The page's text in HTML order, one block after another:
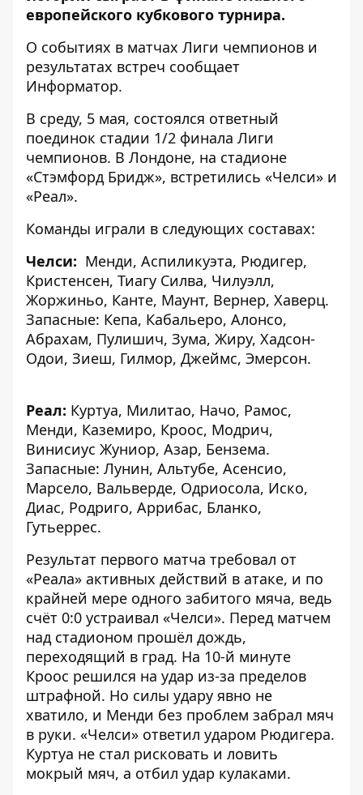
европейского кубкового турнира.
О событиях в матчах Лиги чемпионов и
результатах встреч сообщает
Информатор.
В среду, 5 мая, состоялся ответный
поединок стадии 1/2 финала Лиги
чемпионов. В Лондоне, на стадионе
«Стэмфорд Бридж», встретились «Челси» и
«Реал».
Команды играли в следующих составах:
Челси: Менди, Аспиликуэта, Рюдигер,
Кристенсен, Тиагу Силва, Чилуэлл,
Жоржиньо, Канте, Маунт, Вернер, Хаверц.
Запасные: Кепа, Кабальеро, Алонсо,
Абрахам, Пулишич, Зума, Жиру, Хадсон-
Одои, Зиеш, Гилмор, Джеймс, Эмерсон.
Реал: Куртуа, Милитао, Начо, Рамос,
Менди, Каземиро, Кроос, Модрич,
Винисиус Жуниор, Азар, Бензема.
Запасные: Лунин, Альтубе, Асенсио,
Марсело, Вальверде, Одриосола, Иско,
Диас, Родриго, Аррибас, Бланко,
Гутьеррес.
Результат первого матча требовал от
«Реала» активных действий в атаке, и по
крайней мере одного забитого мяча, ведь
счёт 0:0 устраивал «Челси». Перед матчем
над стадионом прошёл дождь,
переходящий в град. На 10-й минуте
Кроос решился на удар из-за пределов
штрафной. Но силы удару явно не
хватило, и Менди без проблем забрал мяч
в руки. «Челси» ответил ударом Рюдигера.
Куртуа не стал рисковать и ловить
мокрый мяч, а отбил удар кулаками.